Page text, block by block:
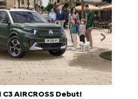
C3 AIRCROSS Debut!